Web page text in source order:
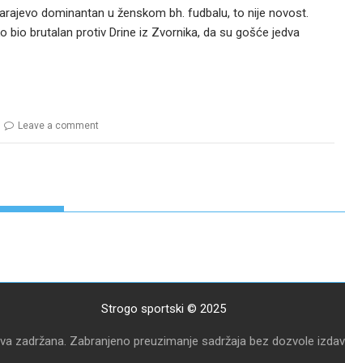
dominantan u ženskom bh. fudbalu, to nije novost.
bio brutalan protiv Drine iz Zvornika, da su gošće jedva
Leave a comment
Strogo sportski © 2025
zadržana. Zabranjeno preuzimanje sadržaja bez dozvole